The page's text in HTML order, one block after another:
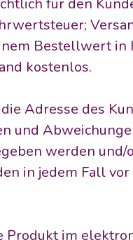
Bestellwert in
kostenlos.
Adresse des
und
werden
in jedem Fall
Produkt im